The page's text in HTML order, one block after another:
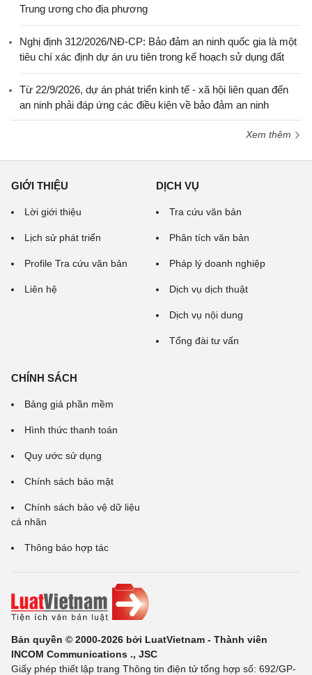
Trung ương cho địa phương
Nghị định 312/2026/NĐ-CP: Bảo đảm an ninh quốc gia là một
tiêu chí xác định dự án ưu tiên trong kế hoạch sử dụng đất
Từ 22/9/2026, dự án phát triển kinh tế - xã hội liên quan đến
an ninh phải đáp ứng các điều kiện về bảo đảm an ninh
Xem thêm
GIỚI THIỆU
Lời giới thiệu
Lịch sử phát triển
Profile Tra cứu văn bản
Liên hệ
DỊCH VỤ
Tra cứu văn bản
Phân tích văn bản
Pháp lý doanh nghiệp
Dịch vụ dịch thuật
Dịch vụ nội dung
Tổng đài tư vấn
CHÍNH SÁCH
Bảng giá phần mềm
Hình thức thanh toán
Quy ước sử dụng
Chính sách bảo mật
Chính sách bảo vệ dữ liệu
cá nhân
Thông báo hợp tác
Bản quyền © 2000-2026 bởi LuatVietnam - Thành viên
INCOM Communications ., JSC
Giấy phép thiết lập trang Thông tin điện tử tổng hợp số: 692/GP-